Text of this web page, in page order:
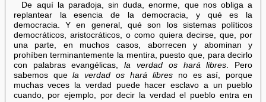
De aquí la paradoja, sin duda, enorme, que nos obliga a
replantear la esencia de la democracia, y qué es la
democracia. Y en general, qué son los sistemas políticos
democráticos, aristocráticos, o como quiera decirse, que, por
una parte, en muchos casos, aborrecen y abominan y
prohíben terminantemente la mentira, puesto que, para decirlo
con palabras evangélicas,la verdad os hará libres. Pero
sabemos quela verdad os hará libresno es así, porque
muchas veces la verdad puede hacer esclavo a un pueblo
cuando, por ejemplo, por decir la verdad el pueblo entra en